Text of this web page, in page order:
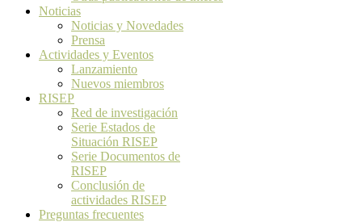
Noticias
Noticias y Novedades
Prensa
Actividades y Eventos
Lanzamiento
Nuevos miembros
RISEP
Red de investigación
Serie Estados de
Situación RISEP
Serie Documentos de
RISEP
Conclusión de
actividades RISEP
Preguntas frecuentes